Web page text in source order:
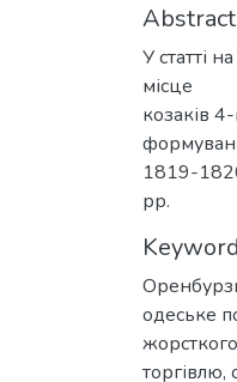
Abstract
У статті
місце
козаків
1819-
рр.
одеське
торгівлю,